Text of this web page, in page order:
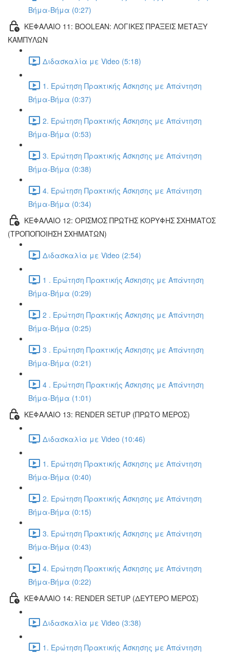
Βήμα-Βήμα (0:27)
ΚΕΦΑΛΑΙΟ 11: BOOLEAN: ΛΟΓΙΚΕΣ ΠΡΑΞΕΙΣ ΜΕΤΑΞΥ
ΚΑΜΠΥΛΩΝ
Διδασκαλία με Video (5:18)
1. Ερώτηση Πρακτικής Άσκησης με Απάντηση
Βήμα-Βήμα (0:37)
2. Ερώτηση Πρακτικής Άσκησης με Απάντηση
Βήμα-Βήμα (0:53)
3. Ερώτηση Πρακτικής Άσκησης με Απάντηση
Βήμα-Βήμα (0:38)
4. Ερώτηση Πρακτικής Άσκησης με Απάντηση
Βήμα-Βήμα (0:34)
ΚΕΦΑΛΑΙΟ 12: ΟΡΙΣΜΟΣ ΠΡΩΤΗΣ ΚΟΡΥΦΗΣ ΣΧΗΜΑΤΟΣ
(ΤΡΟΠΟΠΟΙΗΣΗ ΣΧΗΜΑΤΩΝ)
Διδασκαλία με Video (2:54)
1 . Ερώτηση Πρακτικής Άσκησης με Απάντηση
Βήμα-Βήμα (0:29)
2 . Ερώτηση Πρακτικής Άσκησης με Απάντηση
Βήμα-Βήμα (0:25)
3 . Ερώτηση Πρακτικής Άσκησης με Απάντηση
Βήμα-Βήμα (0:21)
4 . Ερώτηση Πρακτικής Άσκησης με Απάντηση
Βήμα-Βήμα (1:01)
ΚΕΦΑΛΑΙΟ 13: RENDER SETUP (ΠΡΩΤΟ ΜΕΡΟΣ)
Διδασκαλία με Video (10:46)
1. Ερώτηση Πρακτικής Άσκησης με Απάντηση
Βήμα-Βήμα (0:40)
2. Ερώτηση Πρακτικής Άσκησης με Απάντηση
Βήμα-Βήμα (0:15)
3. Ερώτηση Πρακτικής Άσκησης με Απάντηση
Βήμα-Βήμα (0:43)
4. Ερώτηση Πρακτικής Άσκησης με Απάντηση
Βήμα-Βήμα (0:22)
ΚΕΦΑΛΑΙΟ 14: RENDER SETUP (ΔΕΥΤΕΡΟ ΜΕΡΟΣ)
Διδασκαλία με Video (3:38)
1. Ερώτηση Πρακτικής Άσκησης με Απάντηση